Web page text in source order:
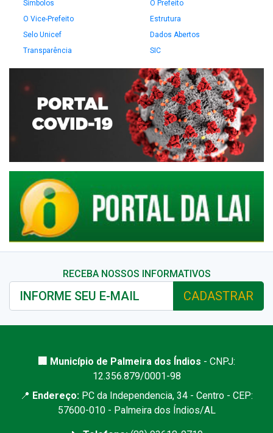
Símbolos
O Prefeito
O Vice-Prefeito
Estrutura
Selo Unicef
Dados Abertos
Transparência
SIC
RECEBA NOSSOS INFORMATIVOS
CADASTRAR
🏢 Município de Palmeira dos Índios - CNPJ:
12.356.879/0001-98
📍 Endereço: PC da Independencia, 34 - Centro - CEP:
57600-010 - Palmeira dos Índios/AL